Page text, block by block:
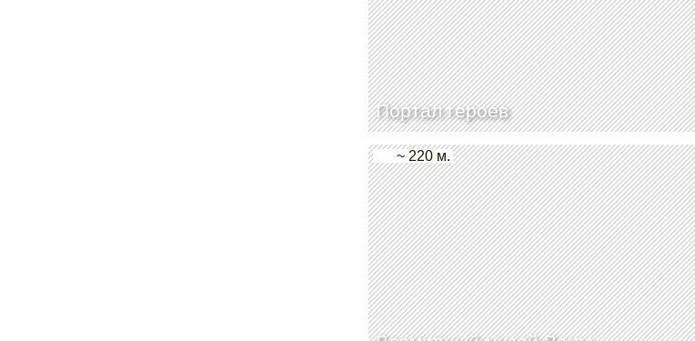
Портал героев
~ 220 м.